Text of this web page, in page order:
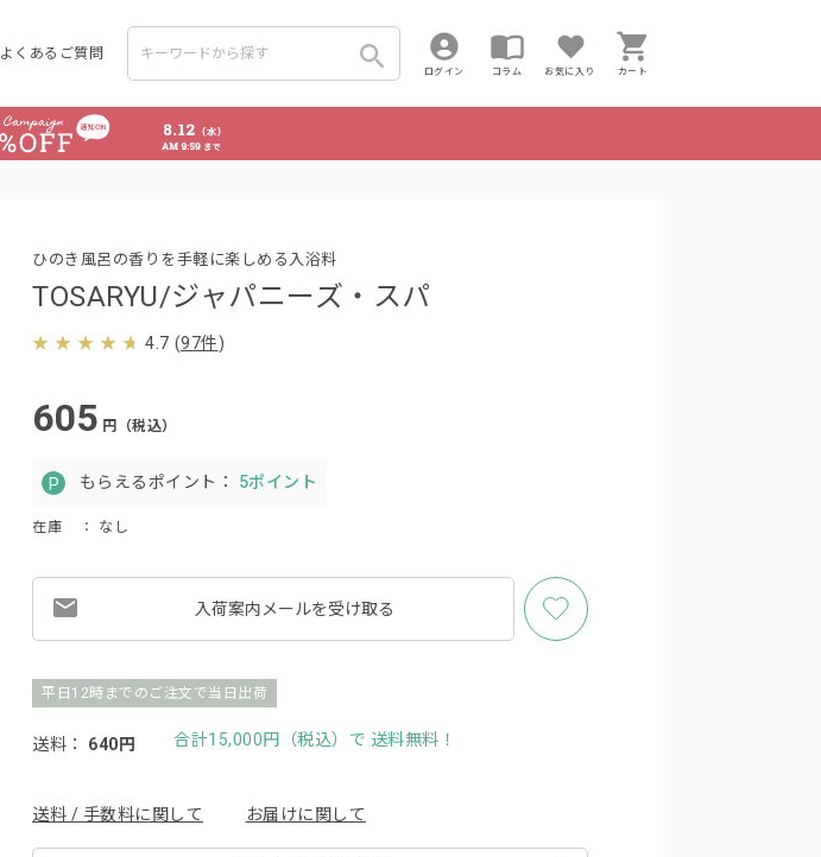
よくあるご質問
ログイン コラム お気に入り カート
TOSARYU/ジャパニーズ・スパ
ひのき風呂の香りを手軽に楽しめる入浴料
4.7 (97件)
605 円（税込）
もらえるポイント： 5ポイント
在庫 ： なし
入荷案内メールを受け取る
平日12時までのご注文で当日出荷
送料： 640円 合計15,000円（税込）で 送料無料！
送料 / 手数料に関して お届けに関して